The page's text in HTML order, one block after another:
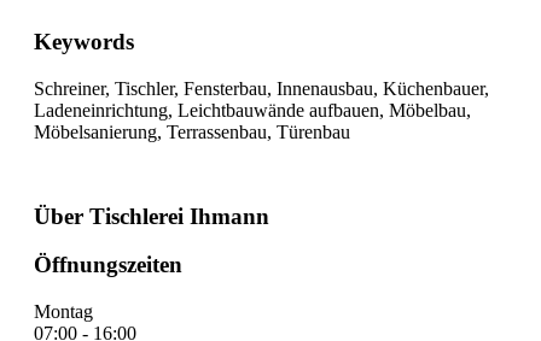
Keywords
Schreiner, Tischler, Fensterbau, Innenausbau, Küchenbauer,
Ladeneinrichtung, Leichtbauwände aufbauen, Möbelbau,
Möbelsanierung, Terrassenbau, Türenbau
Über Tischlerei Ihmann
Öffnungszeiten
Montag
07:00 - 16:00